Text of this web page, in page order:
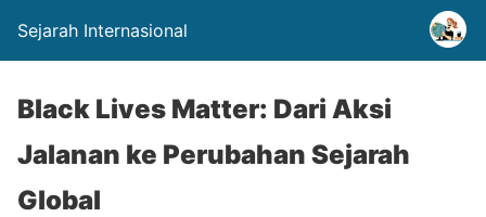
Sejarah Internasional
Black Lives Matter: Dari Aksi
Jalanan ke Perubahan Sejarah
Global